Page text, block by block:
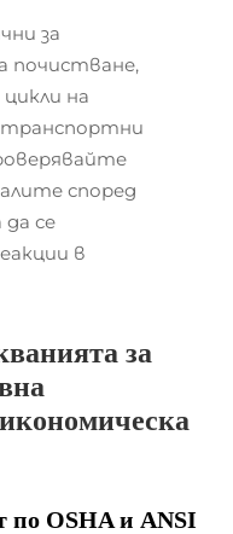
за
почистване,
на
според
да се
в
за
по OSHA и ANSI